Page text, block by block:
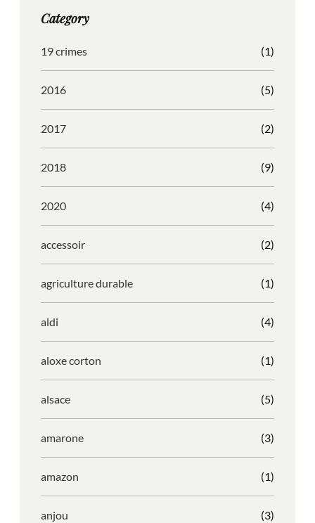
r
m
o
Category
19 crimes (1)
2016 (5)
2017 (2)
2018 (9)
2020 (4)
accessoir (2)
agriculture durable (1)
aldi (4)
aloxe corton (1)
alsace (5)
amarone (3)
amazon (1)
anjou (3)